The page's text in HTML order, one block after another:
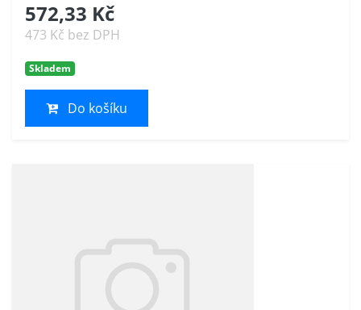
572,33 Kč
473 Kč bez DPH
Skladem
Do košíku